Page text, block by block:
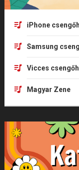
iPhone
Samsung
Vicces
Magyar Zene